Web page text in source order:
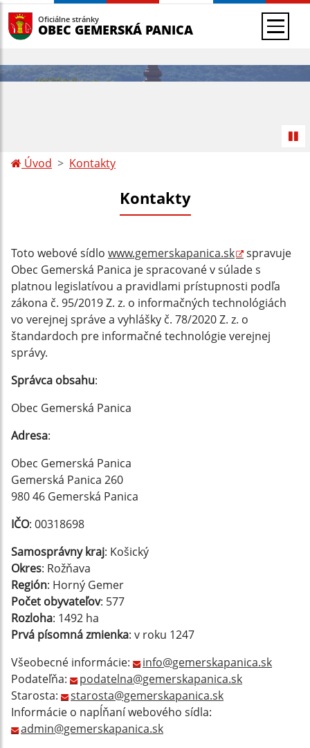
Oficiálne stránky
OBEC GEMERSKÁ PANICA
Úvod Kontakty
Kontakty
Toto webové sídlo www.gemerskapanica.sk
spravuje
Obec Gemerská Panica je spracované v súlade s
platnou legislatívou a pravidlami prístupnosti podľa
zákona č. 95/2019 Z. z. o informačných technológiách
vo verejnej správe a vyhlášky č. 78/2020 Z. z. o
štandardoch pre informačné technológie verejnej
správy.
Správca obsahu:
Obec Gemerská Panica
Adresa:
Obec Gemerská Panica
Gemerská Panica 260
980 46 Gemerská Panica
IČO: 00318698
Samosprávny kraj: Košický
Okres: Rožňava
Región: Horný Gemer
Počet obyvateľov: 577
Rozloha: 1492 ha
Prvá písomná zmienka: v roku 1247
Všeobecné informácie:
info@gemerskapanica.sk
Podateľňa:
podatelna@gemerskapanica.sk
Starosta:
starosta@gemerskapanica.sk
Informácie o napĺňaní webového sídla:
admin@gemerskapanica.sk